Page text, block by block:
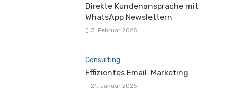
Direkte Kundenansprache mit
WhatsApp Newslettern
3. Februar 2025
Consulting
Effizientes Email-Marketing
21. Januar 2025